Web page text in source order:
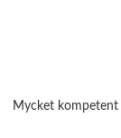
Mycket